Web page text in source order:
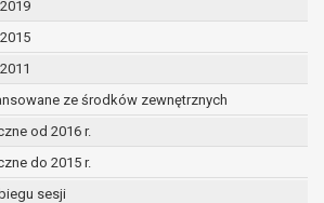
ze środków zewnętrznych
od 2016 r.
do 2015 r.
sesji
dane osobowe muszą być usunięte w
celu wywiązania się z obowiązku
do żądania ograniczenia
danych osobowych na
art. 18 RODO, w przypadku gdy:
osoba, której dane dotyczą
kwestionuje prawidłowość danych